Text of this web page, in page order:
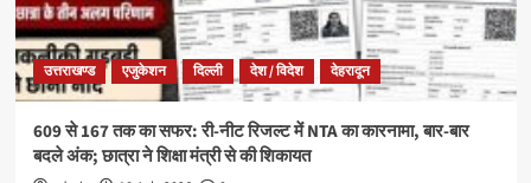
उत्तराखण्ड एजुकेशन दिल्ली देश / विदेश देहरादून
609 से 167 तक का सफर: री-नीट रिजल्ट में NTA का कारनामा, बार-बार
बदले अंक; छात्रा ने शिक्षा मंत्री से की शिकायत